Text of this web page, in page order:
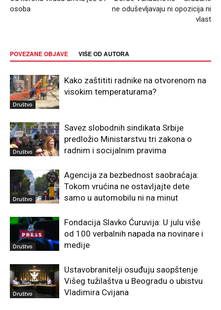
osoba
ne oduševljavaju ni opozicija ni
vlast
POVEZANE OBJAVE VIŠE OD AUTORA
Društvo
Kako zaštititi radnike na otvorenom na
visokim temperaturama?
Društvo
Savez slobodnih sindikata Srbije
predložio Ministarstvu tri zakona o
radnim i socijalnim pravima
Društvo
Agencija za bezbednost saobraćaja:
Tokom vrućina ne ostavljajte dete
samo u automobilu ni na minut
Društvo
Fondacija Slavko Ćuruvija: U julu više
od 100 verbalnih napada na novinare i
medije
Društvo
Ustavobranitelji osuđuju saopštenje
Višeg tužilaštva u Beogradu o ubistvu
Vladimira Cvijana